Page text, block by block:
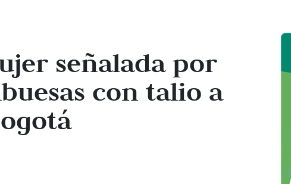
señalada por
con talio a